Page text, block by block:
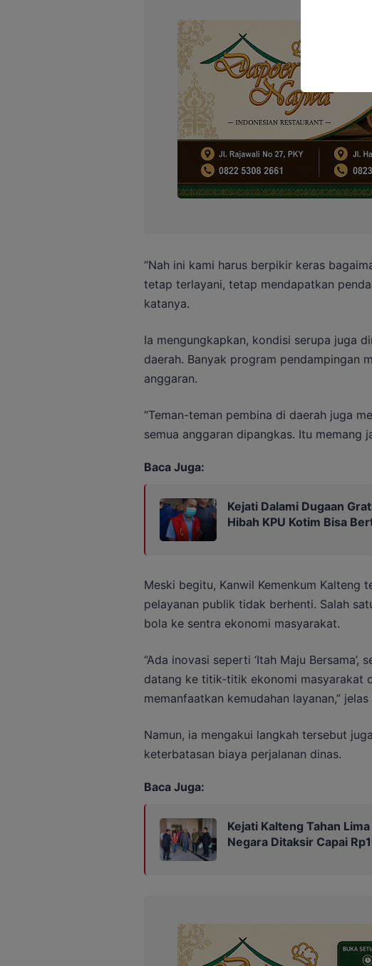
“Nah ini kami harus berpikir keras
tetap terlayani, tetap mendapatkan
katanya.
Ia mengungkapkan, kondisi serupa juga
daerah. Banyak program pendampingan
anggaran.
“Teman-teman pembina di daerah juga
semua anggaran dipangkas. Itu memang
Baca Juga:
Kejati Dalami Dugaan
Hibah KPU Kotim Bisa
Meski begitu, Kanwil Kemenkum Kalteng
pelayanan publik tidak berhenti. Salah
bola ke sentra ekonomi masyarakat.
“Ada inovasi seperti ‘Itah Maju
datang ke titik-titik ekonomi masyarakat
memanfaatkan kemudahan layanan,” jelas
Namun, ia mengakui langkah tersebut
keterbatasan biaya perjalanan dinas.
Baca Juga:
Kejati Kalteng Tahan
Negara Ditaksir Capai